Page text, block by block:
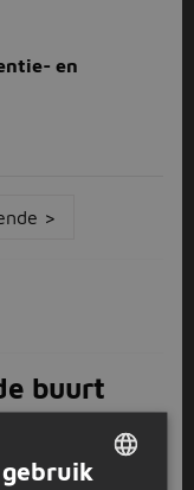
en
>
buurt
. Het
, Nijmegen
en